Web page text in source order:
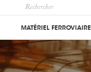
MATÉRIEL FERROVIAIRE